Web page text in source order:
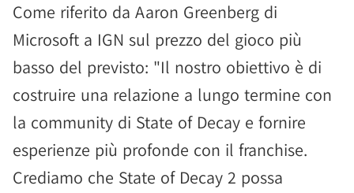
Come riferito da Aaron Greenberg di
Microsoft a IGN sul prezzo del gioco più
basso del previsto: "Il nostro obiettivo è di
costruire una relazione a lungo termine con
la community di State of Decay e fornire
esperienze più profonde con il franchise.
Crediamo che State of Decay 2 possa